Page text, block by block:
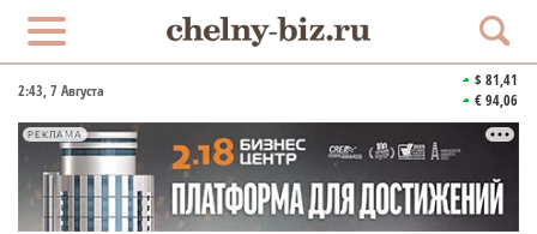
2:43, 7 Августа
$ 81,41
€ 94,06
РЕКЛАМА